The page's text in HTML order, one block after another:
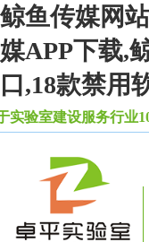
鲸鱼传媒网
媒APP下载,
口,18款禁用
设服务行业10余年